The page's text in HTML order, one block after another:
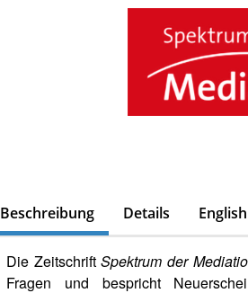
Beschreibung Details English
Die ZeitschriftSpektrum der
Fragen und bespricht